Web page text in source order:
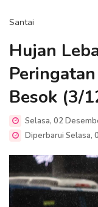
Santai
Hujan
Besok (3/
Selasa, 02
Diperbarui Selasa,